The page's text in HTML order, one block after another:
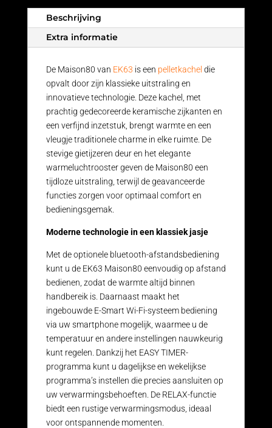
Beschrijving
Extra informatie
De Maison80 van EK63 is een pelletkachel die
opvalt door zijn klassieke uitstraling en
innovatieve technologie. Deze kachel, met
prachtig gedecoreerde keramische zijkanten en
een verfijnd inzetstuk, brengt warmte en een
vleugje traditionele charme in elke ruimte. De
stevige gietijzeren deur en het elegante
warmeluchtrooster geven de Maison80 een
tijdloze uitstraling, terwijl de geavanceerde
functies zorgen voor optimaal comfort en
bedieningsgemak.
Moderne technologie in een klassiek jasje
Met de optionele bluetooth-afstandsbediening
kunt u de EK63 Maison80 eenvoudig op afstand
bedienen, zodat de warmte altijd binnen
handbereik is. Daarnaast maakt het
ingebouwde E-Smart Wi-Fi-systeem bediening
via uw smartphone mogelijk, waarmee u de
temperatuur en andere instellingen nauwkeurig
kunt regelen. Dankzij het EASY TIMER-
programma kunt u dagelijkse en wekelijkse
programma’s instellen die precies aansluiten op
uw verwarmingsbehoeften. De RELAX-functie
biedt een rustige verwarmingsmodus, ideaal
voor ontspannende momenten.